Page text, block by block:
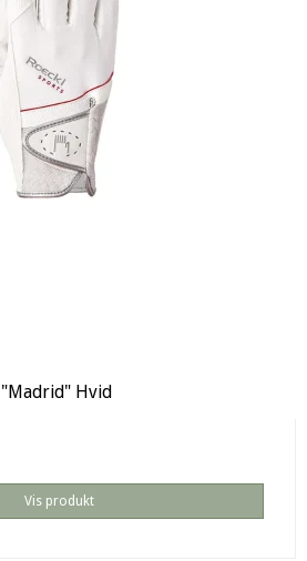
"Madrid" Hvid
Vis produkt